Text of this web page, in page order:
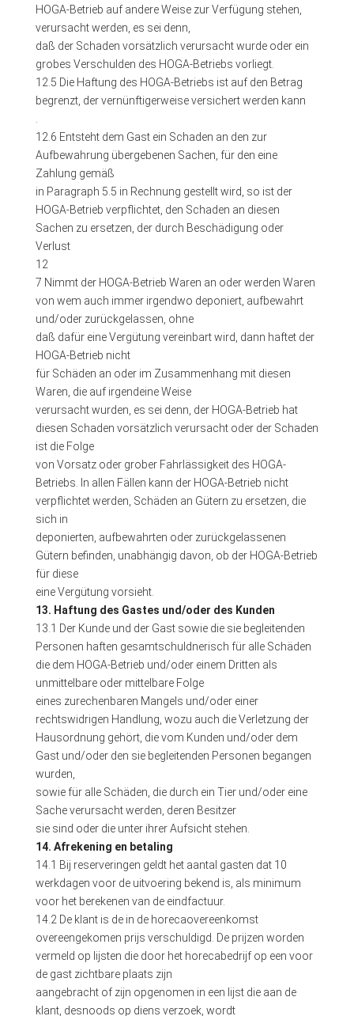
HOGA-Betrieb auf andere Weise zur Verfügung stehen,
verursacht werden, es sei denn,
daß der Schaden vorsätzlich verursacht wurde oder ein
grobes Verschulden des HOGA-Betriebs vorliegt.
12.5 Die Haftung des HOGA-Betriebs ist auf den Betrag
begrenzt, der vernünftigerweise versichert werden kann
12.6 Entsteht dem Gast ein Schaden an den zur
Aufbewahrung übergebenen Sachen, für den eine
Zahlung gemäß
in Paragraph 5.5 in Rechnung gestellt wird, so ist der
HOGA-Betrieb verpflichtet, den Schaden an diesen
Sachen zu ersetzen, der durch Beschädigung oder
Verlust
12
7 Nimmt der HOGA-Betrieb Waren an oder werden Waren
von wem auch immer irgendwo deponiert, aufbewahrt
und/oder zurückgelassen, ohne
daß dafür eine Vergütung vereinbart wird, dann haftet der
HOGA-Betrieb nicht
für Schäden an oder im Zusammenhang mit diesen
Waren, die auf irgendeine Weise
verursacht wurden, es sei denn, der HOGA-Betrieb hat
diesen Schaden vorsätzlich verursacht oder der Schaden
ist die Folge
von Vorsatz oder grober Fahrlässigkeit des HOGA-
Betriebs. In allen Fällen kann der HOGA-Betrieb nicht
verpflichtet werden, Schäden an Gütern zu ersetzen, die
sich in
deponierten, aufbewahrten oder zurückgelassenen
Gütern befinden, unabhängig davon, ob der HOGA-Betrieb
für diese
eine Vergütung vorsieht.
13. Haftung des Gastes und/oder des Kunden
13.1 Der Kunde und der Gast sowie die sie begleitenden
Personen haften gesamtschuldnerisch für alle Schäden
die dem HOGA-Betrieb und/oder einem Dritten als
unmittelbare oder mittelbare Folge
eines zurechenbaren Mangels und/oder einer
rechtswidrigen Handlung, wozu auch die Verletzung der
Hausordnung gehört, die vom Kunden und/oder dem
Gast und/oder den sie begleitenden Personen begangen
wurden,
sowie für alle Schäden, die durch ein Tier und/oder eine
Sache verursacht werden, deren Besitzer
sie sind oder die unter ihrer Aufsicht stehen.
14. Afrekening en betaling
14.1 Bij reserveringen geldt het aantal gasten dat 10
werkdagen voor de uitvoering bekend is, als minimum
voor het berekenen van de eindfactuur.
14.2 De klant is de in de horecaovereenkomst
overeengekomen prijs verschuldigd. De prijzen worden
vermeld op lijsten die door het horecabedrijf op een voor
de gast zichtbare plaats zijn
aangebracht of zijn opgenomen in een lijst die aan de
klant, desnoods op diens verzoek, wordt